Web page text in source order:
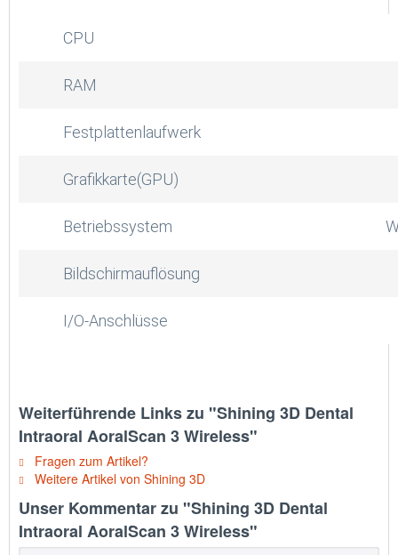
CPU
RAM
Festplattenlaufwerk
Grafikkarte(GPU)
Betriebssystem
Bildschirmauflösung
I/O-Anschlüsse
Weiterführende Links zu "Shining 3D Dental
Intraoral AoralScan 3 Wireless"
Fragen zum Artikel?
Weitere Artikel von Shining 3D
Unser Kommentar zu "Shining 3D Dental
Intraoral AoralScan 3 Wireless"